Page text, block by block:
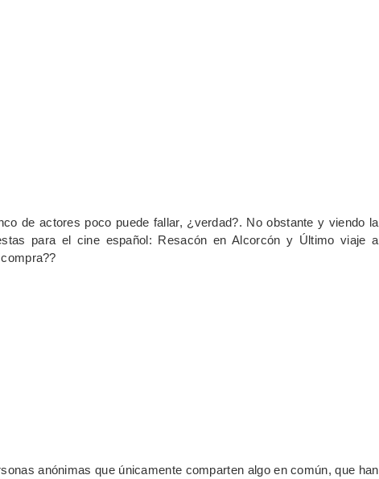
de actores poco puede fallar, ¿verdad?. No obstante y viendo la
para el cine español: Resacón en Alcorcón y Último viaje a
anónimas que únicamente comparten algo en común, que han